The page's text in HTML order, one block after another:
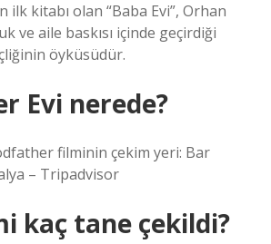
ilk kitabı olan “Baba Evi”, Orhan
ve aile baskısı içinde geçirdiği
öyküsüdür.
Evi nerede?
filminin çekim yeri: Bar
– Tripadvisor
kaç tane çekildi?